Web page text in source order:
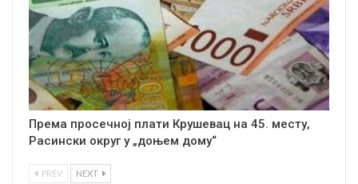
Према просечној плати Крушевац на 45. месту,
Расински округ у „доњем дому“
PREV NEXT